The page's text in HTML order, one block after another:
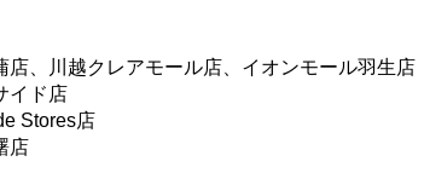
店、川越クレアモール店、イオンモール羽生店
イド店
Stores店
店